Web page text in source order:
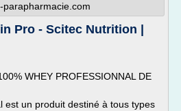
Pro - Scitec Nutrition |
WHEY PROFESSIONNAL DE
est un produit destiné à tous types